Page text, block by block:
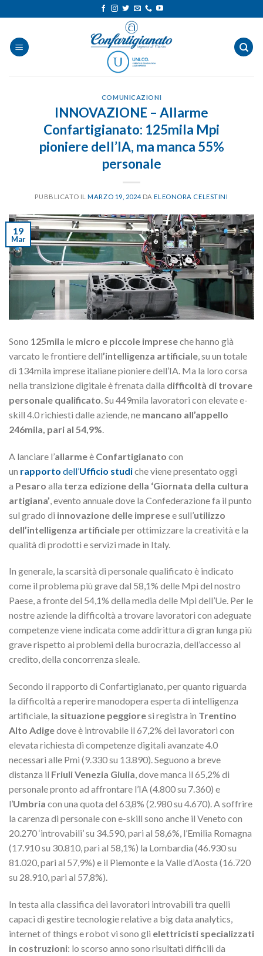
ai
contenuti
COMUNICAZIONI
INNOVAZIONE – Allarme
Confartigianato: 125mila Mpi
pioniere dell’IA, ma manca 55%
personale
PUBBLICATO ILMARZO 19, 2024 DAELEONORA CELESTINI
19
Mar
Sono 125mila le micro e piccole impreseche hanno già
varcato le frontiere dell’intelligenza artificiale , su un totale
di 134mila imprese italiane pioniere dell’IA. Ma la loro corsa
nella transizione digitale è frenata dalla difficoltà di trovare
personale qualificato . Su 449mila lavoratori con elevate e-
skill 4.0 richiesti dalle aziende, ne mancano all’appello
246mila, pari al 54,9%
A lanciare l’allarmeè Confartigianato con
un rapporto dell’Ufficio studiche viene presentato oggi
a Pesaro alla terza edizione della ‘Giornata della cultura
artigiana’ , evento annuale dove la Confederazione fa il punto
sul grado di innovazione delle impresee sull’utilizzo
dell’intelligenza artificialeper ottimizzare la creatività e la
qualità di prodotti e servizi made in Italy.
In generale, la scarsità di personale qualificato è indicato
come il problema più grave dal 58,1% delle Mpi del nostro
Paese, a fronte del 54,1% della media delle Mpi dell’Ue. Per le
nostre aziende la difficoltà a trovare lavoratori con adeguate
competenze viene indicata come addirittura di gran lunga più
grave rispetto ai problemi della burocrazia, dell’accesso al
credito, della concorrenza sleale.
Secondo il rapporto di Confartigianato, per quanto riguarda
la difficoltà a reperire manodopera esperta di intelligenza
artificiale, la situazione peggioresi registra in Trentino
Alto Adigedove è introvabile il 67,2% dei lavoratori con
elevata richiesta di competenze digitali avanzate 4.0
necessari alle Pmi (9.330 su 13.890). Seguono a breve
distanza il Friuli Venezia Giulia, dove manca il 65,2% di
personale pronto ad affrontare l’IA (4.800 su 7.360) e
l’Umbria con una quota del 63,8% (2.980 su 4.670). A soffrire
la carenza di personale con e-skill sono anche il Veneto con
20.270 ‘introvabili’ su 34.590, pari al 58,6%, l’Emilia Romagna
(17.910 su 30.810, pari al 58,1%) la Lombardia (46.930 su
81.020, pari al 57,9%) e il Piemonte e la Valle d’Aosta (16.720
su 28.910, pari al 57,8%).
In testa alla classifica dei lavoratori introvabili tra quelli
capaci di gestire tecnologie relative a big data analytics,
internet of things e robot vi sono gli elettricisti specializzati
in costruzioni: lo scorso anno sono risultati difficili da